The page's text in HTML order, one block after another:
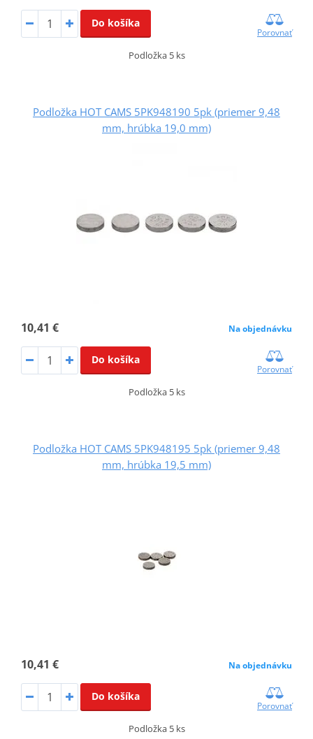
Do košíka
Porovnať
Podložka 5 ks
Podložka HOT CAMS 5PK948190 5pk (priemer 9,48
mm, hrúbka 19,0 mm)
10,41 € Na objednávku
Do košíka
Porovnať
Podložka 5 ks
Podložka HOT CAMS 5PK948195 5pk (priemer 9,48
mm, hrúbka 19,5 mm)
10,41 € Na objednávku
Do košíka
Porovnať
Podložka 5 ks